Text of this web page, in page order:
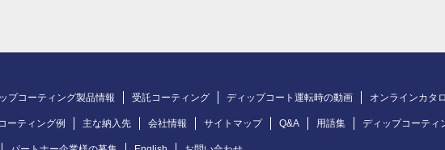
プコーティング製品情報 受託コーティング ディップコート運転時の動画 オンラインカタ
ーティング例 主な納入先 会社情報 サイトマップ Q&A 用語集 ディップコーティ